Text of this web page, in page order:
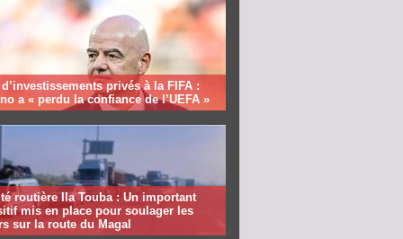
privés à la FIFA :
a « perdu la confiance de l’UEFA »
routière Ila Touba : Un important
mis en place pour soulager les
sur la route du Magal